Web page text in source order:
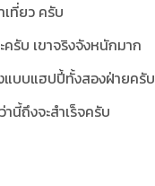
ที่ยว ครับ
รับ เขาจริงจังหนักมาก
แบบแฮปปี้ทั้งสองฝ่ายครับ
านี้ถึงจะสำเร็จครับ